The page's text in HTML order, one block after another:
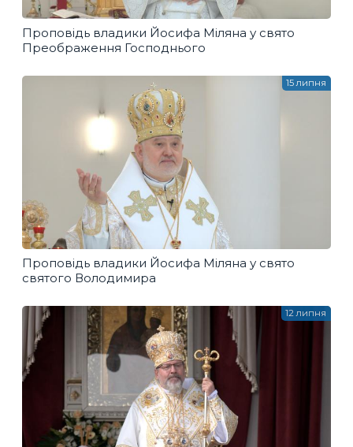
Проповідь владики Йосифа Міляна у свято
Преображення Господнього
Проповідь владики Йосифа Міляна у свято
святого Володимира
15 липня
12 липня